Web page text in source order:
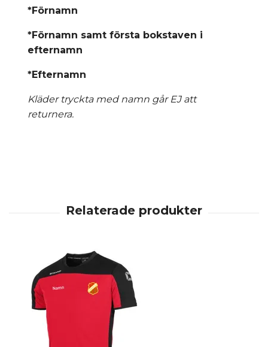
*Förnamn
*Förnamn samt första bokstaven i
efternamn
*Efternamn
Kläder tryckta med namn går EJ att
returnera.